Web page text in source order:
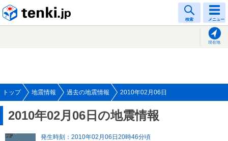
検索 メニュー
現在地
トップ 地震情報 過去の地震情報 2010年02月06日
2010年02月06日の地震情報
発生時刻：2010年02月06日20時46分頃